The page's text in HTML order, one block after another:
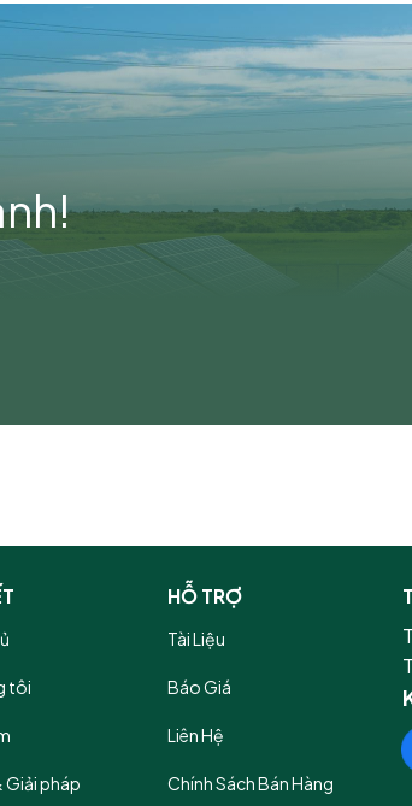
tôi
Giải pháp
HỖ TRỢ
Tài Liệu
Báo Giá
Liên Hệ
Chính Sách Bán Hàng